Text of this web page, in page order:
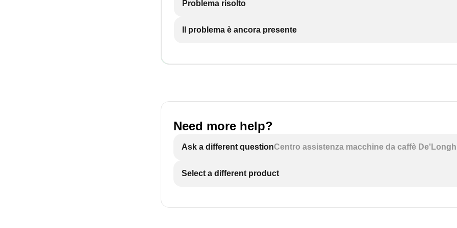
Problema risolto
Il problema è ancora presente
Need more help?
Ask a different questionCentro assistenza macchine da caffè
Select a different product